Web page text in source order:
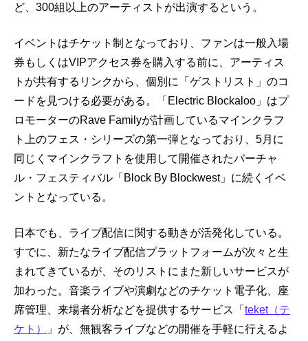
ど、300組以上のアーティストが出演するという。
イベントはチケット制となっており、ファンは一般入場
券もしくはVIPアクセス券を購入する前に、アーティス
トが共有するリンクから、個別に「ゲストリスト」のコ
ードを見つける必要がある。「Electric Blockaloo」はプ
ロモーターのRave Familyが計画しているマインクラフ
ト上のフェス・シリーズの第一弾となっており、5月に
同じくマインクラフトを使用して開催されたバーチャ
ル・フェスティバル「Block By Blockwest」に続くイベ
ントとなっている。
日本でも、ライブ配信に関する動きが活発化している。
すでに、新たなライブ配信プラットフォームが次々と生
まれてきているが、そのリストにまた新しいサービスが
加わった。音楽ライブや演劇などのチケット電子化、座
席管理、来場者分析などを提供するサービス「 teket（テ
ケト）
」が、無観客ライブなどの開催を手軽に行えるよ